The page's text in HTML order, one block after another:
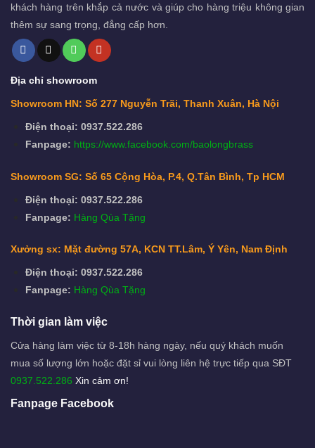
khách hàng trên khắp cả nước và giúp cho hàng triệu không gian
thêm sự sang trọng, đẳng cấp hơn.
Địa chỉ showroom
Showroom HN: Số 277 Nguyễn Trãi, Thanh Xuân, Hà Nội
Điện thoại: 0937.522.286
Fanpage: https://www.facebook.com/baolongbrass
Showroom SG: Số 65 Cộng Hòa, P.4, Q.Tân Bình, Tp HCM
Điện thoại: 0937.522.286
Fanpage: Hàng Qùa Tặng
Xưởng sx: Mặt đường 57A, KCN TT.Lâm, Ý Yên, Nam Định
Điện thoại: 0937.522.286
Fanpage: Hàng Qùa Tặng
Thời gian làm việc
Cửa hàng làm việc từ 8-18h hàng ngày, nếu quý khách muốn
mua số lượng lớn hoặc đặt sỉ vui lòng liên hệ trực tiếp qua SĐT
0937.522.286 Xin cảm ơn!
Fanpage Facebook